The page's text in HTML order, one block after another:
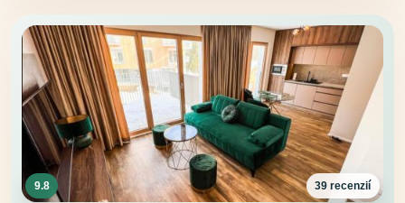
9.8 39 recenzií